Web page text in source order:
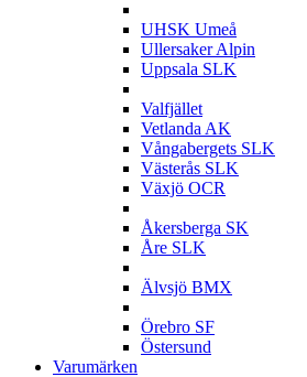
UHSK Umeå
Ullersaker Alpin
Uppsala SLK
Valfjället
Vetlanda AK
Vångabergets SLK
Västerås SLK
Växjö OCR
Åkersberga SK
Åre SLK
Älvsjö BMX
Örebro SF
Östersund
Varumärken